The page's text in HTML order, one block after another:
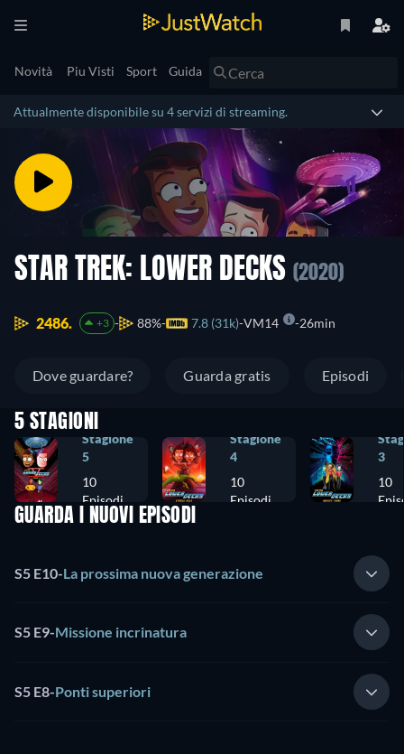
Novità Piu Visti Sport Guida
Attualmente disponibile su 4 servizi di streaming.
STAR TREK: LOWER DECKS (2020)
2486. +3 88% 7.8 (31k) VM14 26min
Dove guardare? Guarda gratis Episodi
5 STAGIONI
Stagione
5
10
Episodi
Stagione
4
10
Episodi
3
10
GUARDA I NUOVI EPISODI
S5 E10-La prossima nuova generazione
S5 E9-Missione incrinatura
S5 E8-Ponti superiori